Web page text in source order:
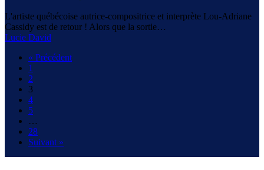
Cassidy
!
L'artiste québécoise autrice-compositrice et interprète Lou-Adriane
Cassidy est de retour ! Alors que la sortie…
Lucie David
« Précédent
1
2
3
4
5
…
28
Suivant »